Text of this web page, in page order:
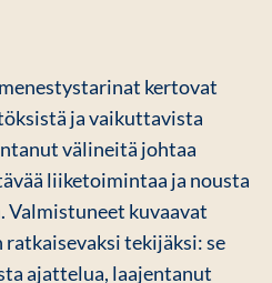
kertovat
ja vaikuttavista
välineitä johtaa
liiketoimintaa ja nousta
kuvaavat
tekijäksi: se
ajattelua, laajentanut